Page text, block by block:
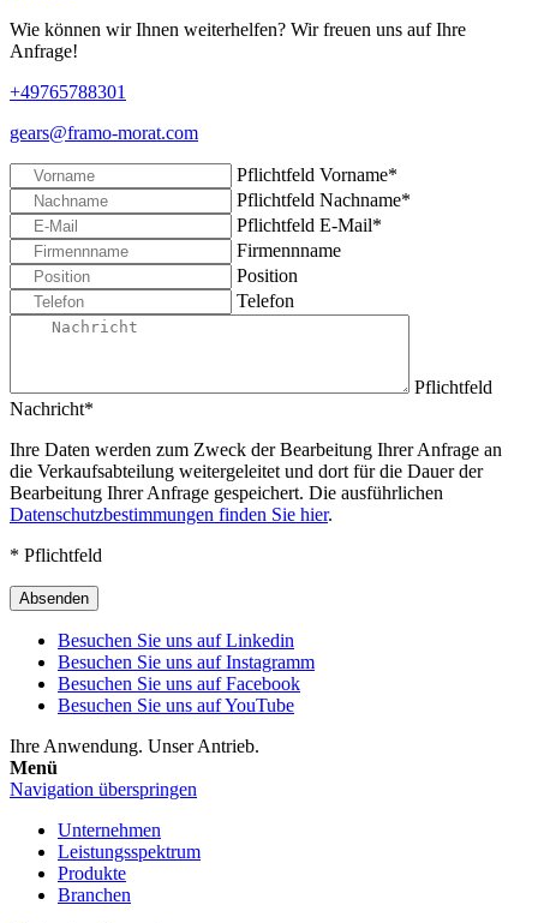
Wie können wir Ihnen weiterhelfen? Wir freuen uns auf Ihre
Anfrage!
+49765788301
gears@framo-morat.com
Pflichtfeld Vorname*
Pflichtfeld Nachname*
Pflichtfeld E-Mail*
Firmennname
Position
Telefon
Pflichtfeld
Nachricht*
Ihre Daten werden zum Zweck der Bearbeitung Ihrer Anfrage an
die Verkaufsabteilung weitergeleitet und dort für die Dauer der
Bearbeitung Ihrer Anfrage gespeichert. Die ausführlichen
Datenschutzbestimmungen finden Sie hier.
* Pflichtfeld
Absenden
Besuchen Sie uns auf Linkedin
Besuchen Sie uns auf Instagramm
Besuchen Sie uns auf Facebook
Besuchen Sie uns auf YouTube
Ihre Anwendung. Unser Antrieb.
Menü
Navigation überspringen
Unternehmen
Leistungsspektrum
Produkte
Branchen